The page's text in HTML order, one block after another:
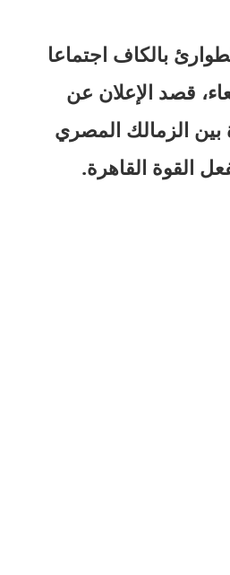
بالكاف اجتماعا
قصد الإعلان عن
بين الزمالك المصري
القوة القاهرة.